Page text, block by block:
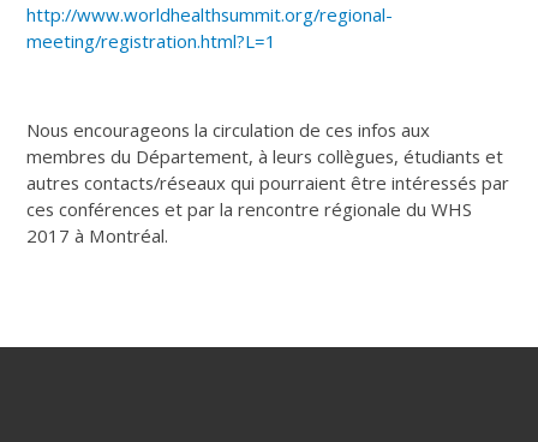
http://www.worldhealthsummit.org/regional-
meeting/registration.html?L=1
Nous encourageons la circulation de ces infos aux
membres du Département, à leurs collègues, étudiants et
autres contacts/réseaux qui pourraient être intéressés par
ces conférences et par la rencontre régionale du WHS
2017 à Montréal.